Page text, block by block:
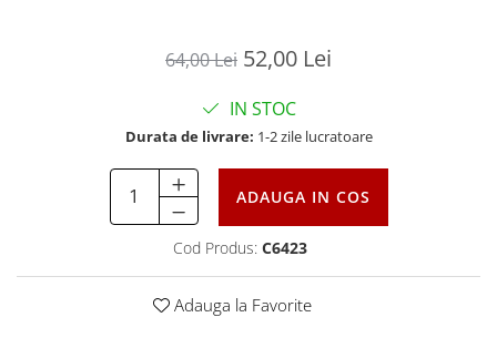
64,00 Lei 52,00 Lei
IN STOC
Durata de livrare: 1-2 zile lucratoare
ADAUGA IN COS
Cod Produs: C6423
Adauga la Favorite